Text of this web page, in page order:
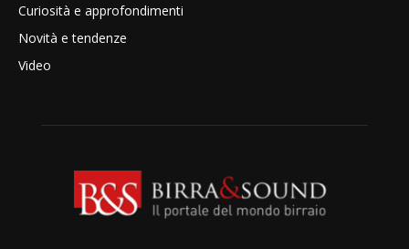
Curiosità e approfondimenti
Novità e tendenze
Video